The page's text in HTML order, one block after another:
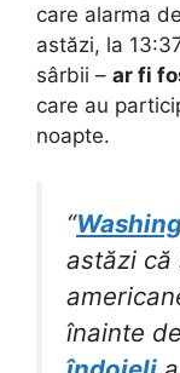
care alarma
astăzi, la
sârbii – ar fi
care au
noapte.
“
astăzi că
înainte